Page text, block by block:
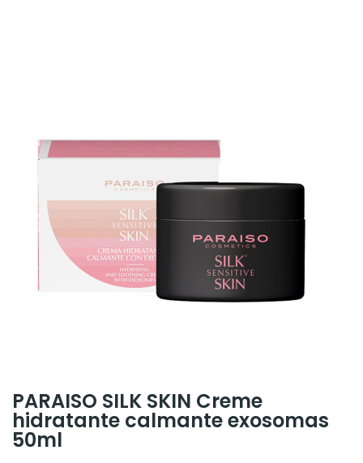
PARAISO SILK SKIN Creme
hidratante calmante exosomas
50ml